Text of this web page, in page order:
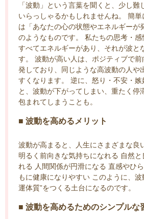
「波動」という言葉を聞くと、少し難
いらっしゃるかもしれませんね。 簡単
は「あなたの心の状態やエネルギーが
のようなものです。 私たちの思考・
すべてエネルギーがあり、それが波と
す。 波動が高い人は、ポジティブで
発しており、同じような高波動の人や
すくなります。 逆に、怒り・不安・
と、波動が下がってしまい、重たく停
包まれてしまうことも。
■ 波動を高めるメリット
波動が高まると、人生にさまざまな良
明るく前向きな気持ちになれる 自然
れる 人間関係が円滑になる 直感やひ
もに健康になりやすい このように、
運体質”をつくる土台になるのです。
■ 波動を高めるためのシンプルな